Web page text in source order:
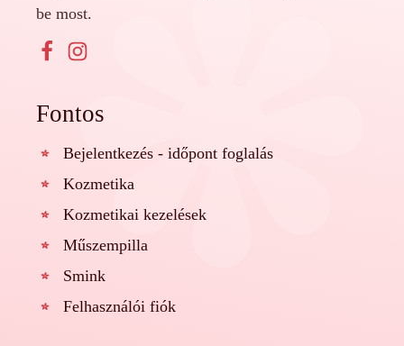
be most.
Fontos
Bejelentkezés - időpont foglalás
Kozmetika
Kozmetikai kezelések
Műszempilla
Smink
Felhasználói fiók